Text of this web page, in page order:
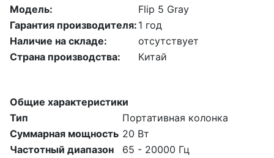
Общие характеристики
Тип
Портативная колонка
Суммарная мощность 20 Вт
Частотный диапазон
65 - 20000 Гц
Модель:
Flip 5 Gray
Гарантия производителя: 1 год
Наличие на складе:
отсутствует
Страна производства:
Китай